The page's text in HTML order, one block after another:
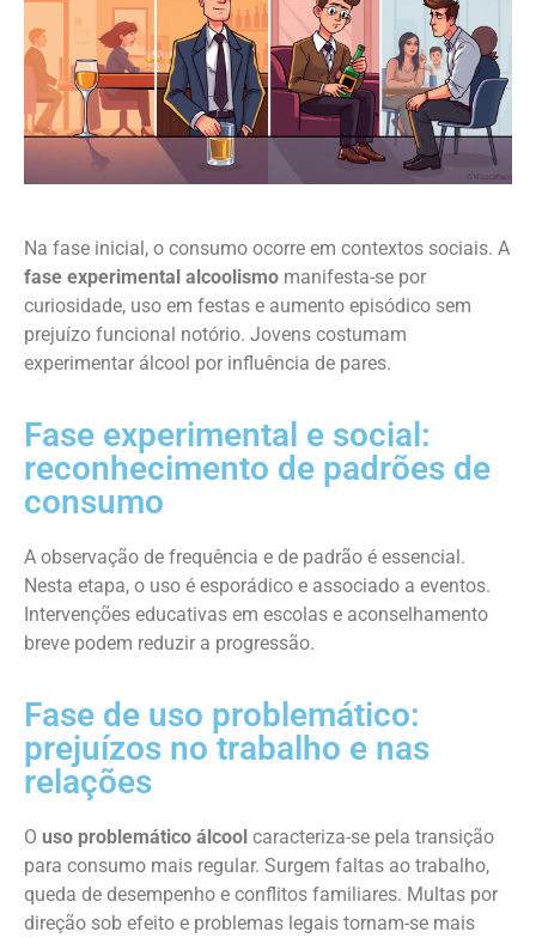
Na fase inicial, o consumo ocorre em contextos sociais. A
fase experimental alcoolismo manifesta-se por
curiosidade, uso em festas e aumento episódico sem
prejuízo funcional notório. Jovens costumam
experimentar álcool por influência de pares.
Fase experimental e social:
reconhecimento de padrões de
consumo
A observação de frequência e de padrão é essencial.
Nesta etapa, o uso é esporádico e associado a eventos.
Intervenções educativas em escolas e aconselhamento
breve podem reduzir a progressão.
Fase de uso problemático:
prejuízos no trabalho e nas
relações
O uso problemático álcool caracteriza-se pela transição
para consumo mais regular. Surgem faltas ao trabalho,
queda de desempenho e conflitos familiares. Multas por
direção sob efeito e problemas legais tornam-se mais